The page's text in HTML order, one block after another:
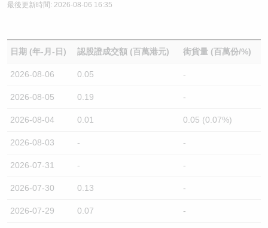
最後更新時間: 2026-08-06 16:35
日期 (年-月-日) 認股證成交額 (百萬港元) 街貨量 (百萬份/%)
2026-08-06 0.05 -
2026-08-05 0.19 -
2026-08-04 0.01 0.05 (0.07%)
2026-08-03 - -
2026-07-31 - -
2026-07-30 0.13 -
2026-07-29 0.07 -